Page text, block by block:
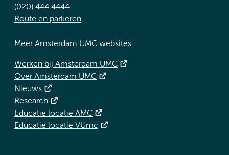
(020) 444 4444
Route en parkeren
Meer Amsterdam UMC websites:
Werken bij Amsterdam UMC
Over Amsterdam UMC
Nieuws
Research
Educatie locatie AMC
Educatie locatie VUmc